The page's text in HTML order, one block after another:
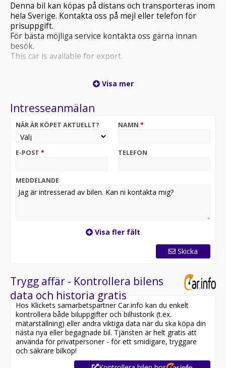
Denna bil kan köpas på distans och transporteras inom
hela Sverige. Kontakta oss på mejl eller telefon för
prisuppgift.
För bästa möjliga service kontakta oss gärna innan
besök.
This car is available for export.
läder.
Aluminiumfälgar med mkt fina sommardäck samt
fräscha dubbdäck på fälg ingår.
flestas behov!
Nybesiktigad utan anmärkning - gäller till april 2027
Årsskatt 1086kr
Förbrukning blandad 0,74
Vi hjälper till med förmånlig avbetalning till låg
Vi byter in ditt nuvarande fordon oavsett mil eller ålder!
Frågor om bilen?
Vi svarar gärna på dina frågor. Det är bara att kontakta
oss på telefon, mejl eller besök oss i vår bilhall. Varmt
välkomna!
Visa mer
Intresseanmälan
NÄR ÄR KÖPET AKTUELLT? NAMN *
E-POST * TELEFON
MEDDELANDE
Visa fler fält
Skicka
Trygg affär - Kontrollera bilens
data och historia gratis
Hos Klickets samarbetspartner Car.info kan du enkelt
kontrollera både biluppgifter och bilhistorik (t.ex.
mätarställning) eller andra viktiga data när du ska köpa din
nästa nya eller begagnade bil. Tjänsten är helt gratis att
använda för privatpersoner - för ett smidigare, tryggare
och säkrare bilköp!